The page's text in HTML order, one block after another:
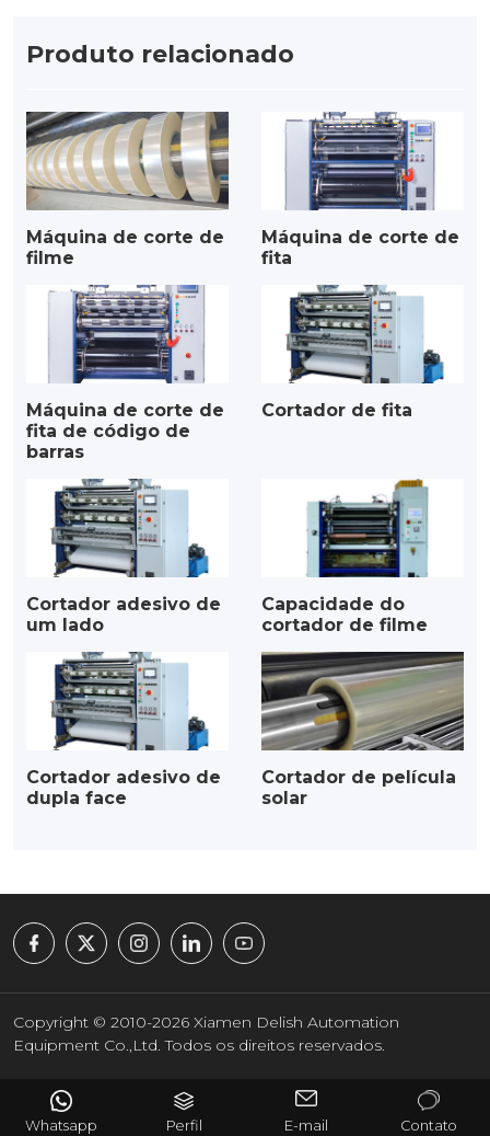
Produto relacionado
Máquina de corte de
filme
Máquina de corte de
fita
Máquina de corte de
fita de código de
barras
Cortador de fita
Cortador adesivo de
um lado
Capacidade do
cortador de filme
Cortador adesivo de
dupla face
Cortador de película
solar
Copyright © 2010-2026 Xiamen Delish Automation
Equipment Co.,Ltd. Todos os direitos reservados.
Whatsapp Perfil E-mail Contato